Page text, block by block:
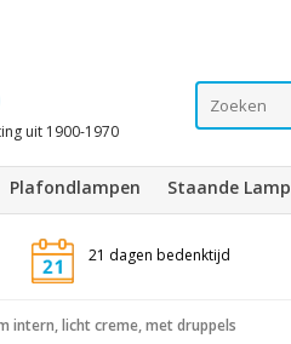
uit 1900-1970
Plafondlampen Staande Lamp
21 dagen bedenktijd
intern, licht creme, met druppels